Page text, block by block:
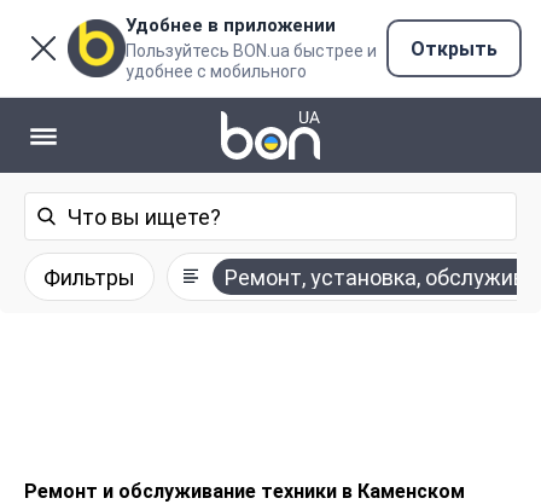
Удобнее в приложении
Пользуйтесь BON.ua быстрее и
удобнее с мобильного
Открыть
Фильтры Ремонт, установка,
Ремонт и обслуживание техники в Каменском